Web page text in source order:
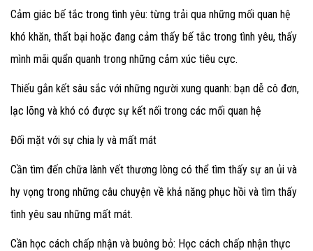
Cảm giác bế tắc trong tình yêu: từng trải qua những mối quan hệ
khó khăn, thất bại hoặc đang cảm thấy bế tắc trong tình yêu, thấy
mình mãi quẩn quanh trong những cảm xúc tiêu cực.
Thiếu gắn kết sâu sắc với những người xung quanh: bạn dễ cô đơn,
lạc lõng và khó có được sự kết nối trong các mối quan hệ
Đối mặt với sự chia ly và mất mát
Cần tìm đến chữa lành vết thương lòng có thể tìm thấy sự an ủi và
hy vọng trong những câu chuyện về khả năng phục hồi và tìm thấy
tình yêu sau những mất mát.
Cần học cách chấp nhận và buông bỏ: Học cách chấp nhận thực